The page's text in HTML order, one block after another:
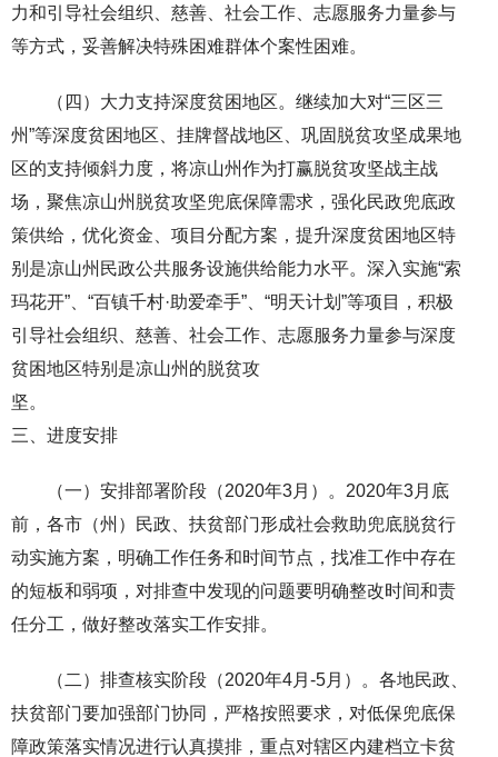
力和引导社会组织、慈善、社会工作、志愿服务力量参与
等方式，妥善解决特殊困难群体个案性困难。
（四）大力支持深度贫困地区。继续加大对“三区三
州”等深度贫困地区、挂牌督战地区、巩固脱贫攻坚成果地
区的支持倾斜力度，将凉山州作为打赢脱贫攻坚战主战
场，聚焦凉山州脱贫攻坚兜底保障需求，强化民政兜底政
策供给，优化资金、项目分配方案，提升深度贫困地区特
别是凉山州民政公共服务设施供给能力水平。深入实施“索
玛花开”、“百镇千村·助爱牵手”、“明天计划”等项目，积极
引导社会组织、慈善、社会工作、志愿服务力量参与深度
贫困地区特别是凉山州的脱贫攻
三、进度安排
（一）安排部署阶段（2020年3月）。2020年3月底
前，各市（州）民政、扶贫部门形成社会救助兜底脱贫行
动实施方案，明确工作任务和时间节点，找准工作中存在
的短板和弱项，对排查中发现的问题要明确整改时间和责
任分工，做好整改落实工作安排。
（二）排查核实阶段（2020年4月-5月）。各地民政、
扶贫部门要加强部门协同，严格按照要求，对低保兜底保
障政策落实情况进行认真摸排，重点对辖区内建档立卡贫